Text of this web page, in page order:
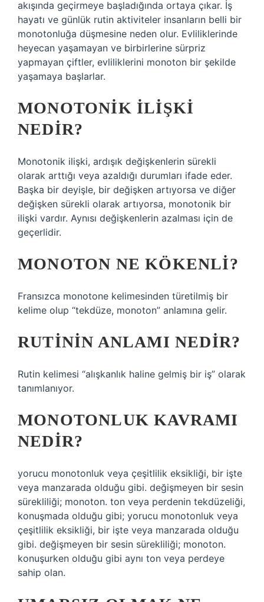
akışında geçirmeye başladığında ortaya çıkar. İş
hayatı ve günlük rutin aktiviteler insanların belli bir
monotonluğa düşmesine neden olur. Evliliklerinde
heyecan yaşamayan ve birbirlerine sürpriz
yapmayan çiftler, evliliklerini monoton bir şekilde
yaşamaya başlarlar.
MONOTONIK ILIŞKI
NEDIR?
Monotonik ilişki, ardışık değişkenlerin sürekli
olarak arttığı veya azaldığı durumları ifade eder.
Başka bir deyişle, bir değişken artıyorsa ve diğer
değişken sürekli olarak artıyorsa, monotonik bir
ilişki vardır. Aynısı değişkenlerin azalması için de
geçerlidir.
MONOTON NE KÖKENLI?
Fransızca monotone kelimesinden türetilmiş bir
kelime olup “tekdüze, monoton” anlamına gelir.
RUTININ ANLAMI NEDIR?
Rutin kelimesi “alışkanlık haline gelmiş bir iş” olarak
tanımlanıyor.
MONOTONLUK KAVRAMI
NEDIR?
yorucu monotonluk veya çeşitlilik eksikliği, bir işte
veya manzarada olduğu gibi. değişmeyen bir sesin
sürekliliği; monoton. ton veya perdenin tekdüzeliği,
konuşmada olduğu gibi; yorucu monotonluk veya
çeşitlilik eksikliği, bir işte veya manzarada olduğu
gibi. değişmeyen bir sesin sürekliliği; monoton.
konuşurken olduğu gibi aynı ton veya perdeye
sahip olan.